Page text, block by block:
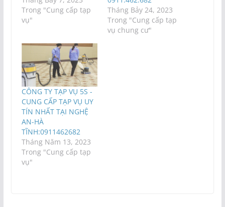
Trong "Cung cấp tạp
vụ"
Tháng Bảy 24, 2023
Trong "Cung cấp tạp
vụ chung cư"
CÔNG TY TẠP VỤ 5S -
CUNG CẤP TẠP VỤ UY
TÍN NHẤT TẠI NGHỆ
AN-HÀ
TĨNH:0911462682
Tháng Năm 13, 2023
Trong "Cung cấp tạp
vụ"